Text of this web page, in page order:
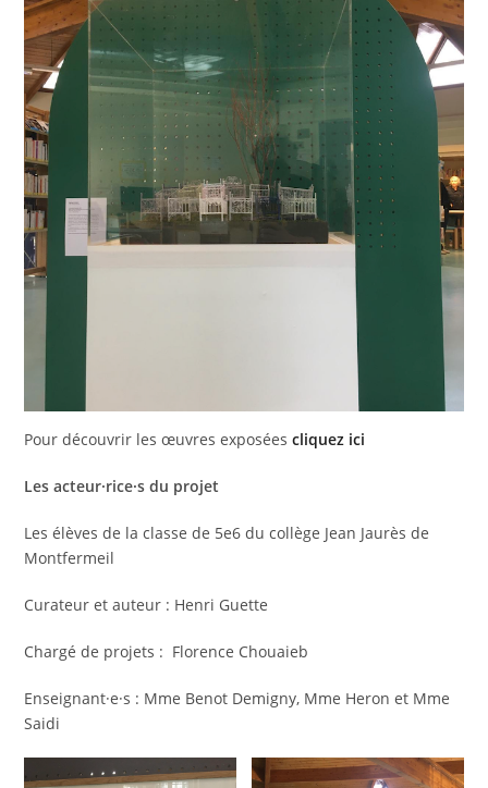
Pour découvrir les œuvres exposéescliquez ici
Les acteur·rice·s du projet
Les élèves de la classe de 5e6 du collège Jean Jaurès de
Montfermeil
Curateur et auteur : Henri Guette
Chargé de projets : Florence Chouaieb
Enseignant·e·s : Mme Benot Demigny, Mme Heron et Mme
Saidi